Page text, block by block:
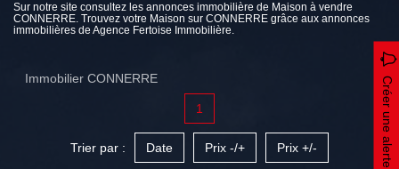
Sur notre site consultez les annonces immobilière de Maison à vendre
CONNERRE. Trouvez votre Maison sur CONNERRE grâce aux annonces
immobilières de Agence Fertoise Immobilière.
Immobilier CONNERRE Créer une alerte
1
Trier par : Date Prix -/+ Prix +/-